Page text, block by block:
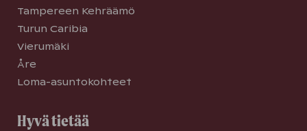
Tampereen Kehräämö
Turun Caribia
Vierumäki
Åre
Loma-asuntokohteet
Hyvä tietää